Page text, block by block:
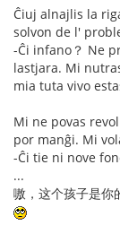
Ĉiuj alnajlis la
solvon de l'
-Ĉi infano？ Ne
lastjara. Mi
mia tuta vivo
Mi ne povas
por manĝi. Mi
-Ĉi tie ni nove
...
嗷，这个孩子是你